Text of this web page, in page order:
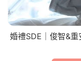
婚禮SDE｜俊智&